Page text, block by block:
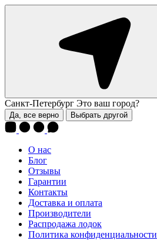
Санкт-Петербург Это ваш город?
Да, все верно Выбрать другой
О нас
Блог
Отзывы
Гарантии
Контакты
Доставка и оплата
Производители
Распродажа лодок
Политика конфиденциальности